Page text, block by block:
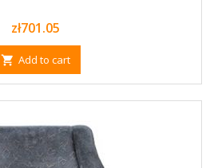
Price
zł701.05
 Add to cart